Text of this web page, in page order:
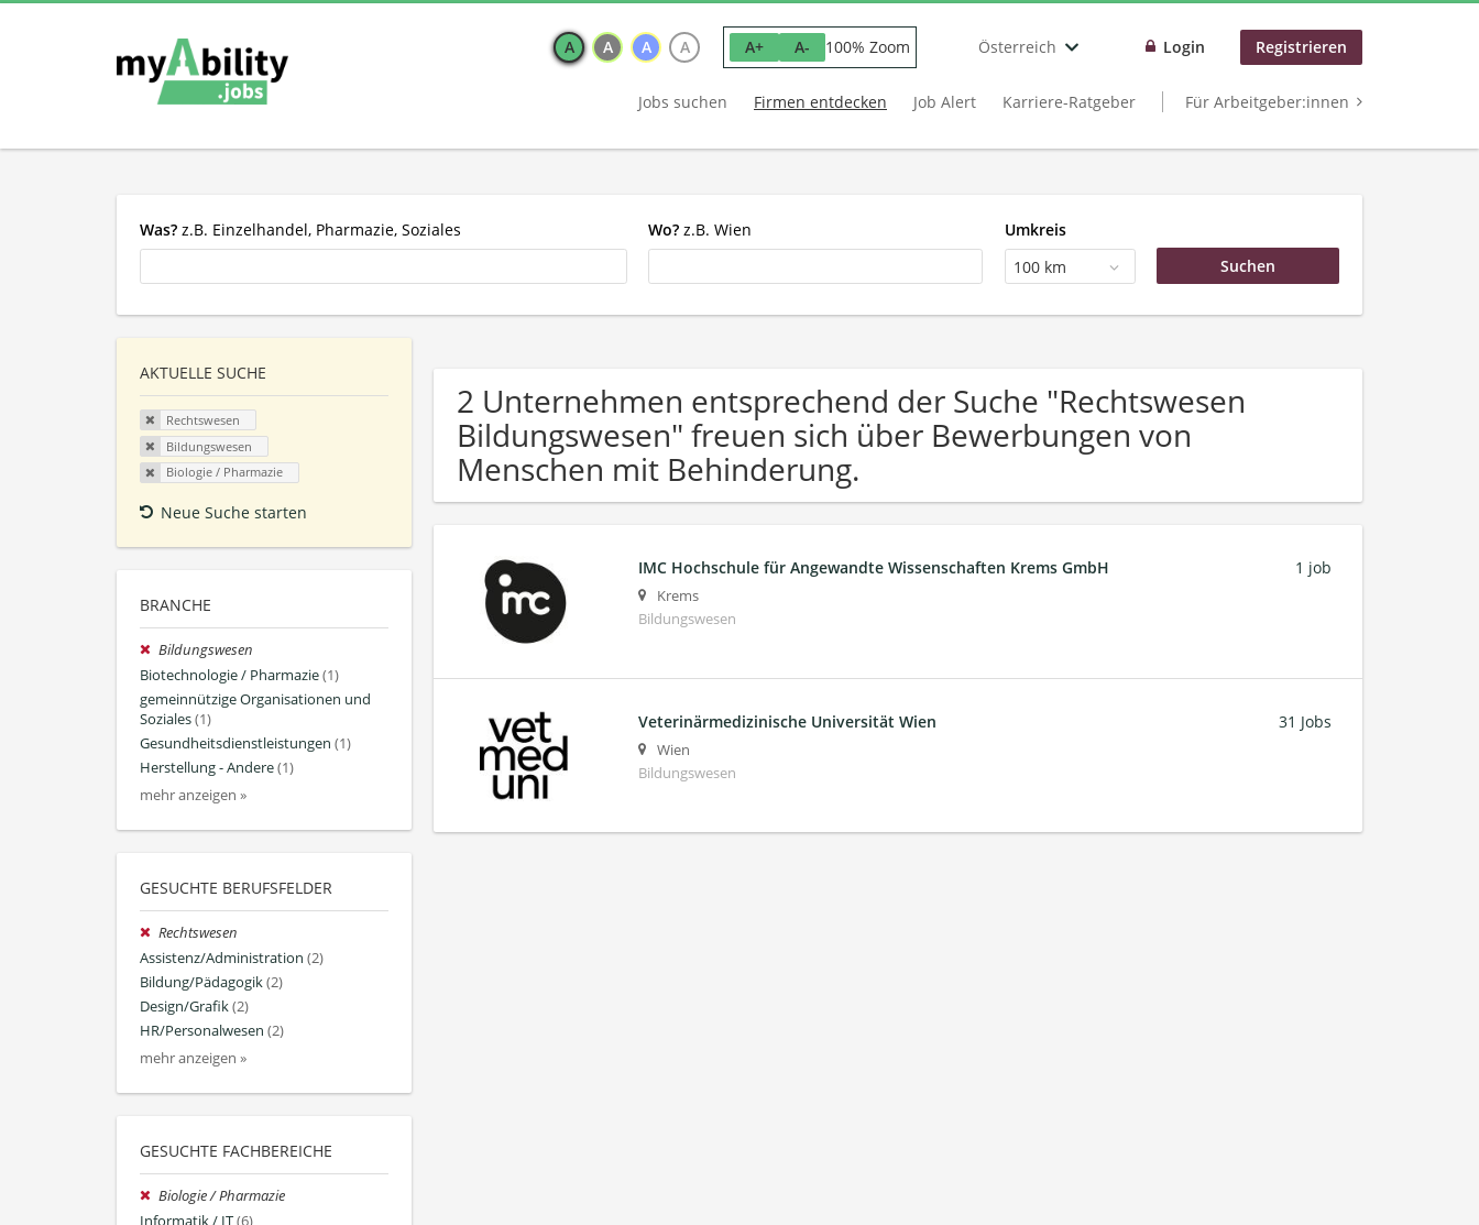
A A A A A+ A- 100% Zoom Österreich Login Registrieren
Jobs suchen Firmen entdecken Job Alert Karriere-Ratgeber Für Arbeitgeber:innen
Was? z.B. Einzelhandel, Pharmazie, Soziales Wo? z.B. Wien
Umkreis
100 km
AKTUELLE SUCHE
Rechtswesen
Bildungswesen
Biologie / Pharmazie
Neue Suche starten
BRANCHE
Bildungswesen
Biotechnologie / Pharmazie(1)
gemeinnützige Organisationen und
Soziales(1)
Gesundheitsdienstleistungen (1)
Herstellung - Andere(1)
mehr anzeigen »
GESUCHTE BERUFSFELDER
Rechtswesen
Assistenz/Administration (2)
Bildung/Pädagogik(2)
Design/Grafik(2)
HR/Personalwesen (2)
mehr anzeigen »
GESUCHTE FACHBEREICHE
Biologie / Pharmazie
Informatik / IT(6)
2 Unternehmen entsprechend der Suche "Rechtswesen
Bildungswesen" freuen sich über Bewerbungen von
Menschen mit Behinderung.
IMC Hochschule für Angewandte Wissenschaften Krems GmbH
Krems
Bildungswesen
1 job
Veterinärmedizinische Universität Wien
Wien
Bildungswesen
31 Jobs